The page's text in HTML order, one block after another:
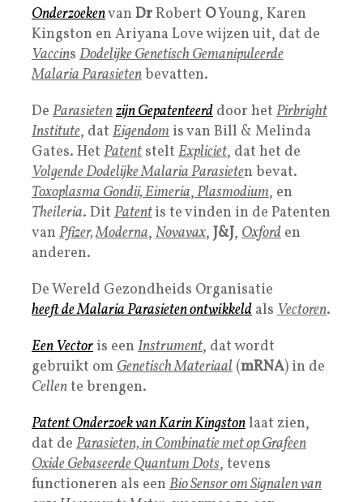
Onderzoekenvan DrRobert OYoung, Karen
Kingston en Ariyana Love wijzen uit, dat de
Vaccins Dodelijke Genetisch Gemanipuleerde
Malaria Parasietenbevatten.
De ParasietenzijnGepatenteerd door het Pirbright
Institute, dat Eigendom is van Bill & Melinda
Gates. Het Patent stelt Expliciet, dat het de
Volgende Dodelijke Malaria Parasieten bevat.
Toxoplasma Gondii, Eimeria,Plasmodium, en
Theileria. Dit Patentis te vinden in de Patenten
van Pfizer,Moderna, Novavax, J&J, Oxford en
anderen.
De Wereld Gezondheids Organisatie
heeft de Malaria Parasieten ontwikkeld als Vectoren.
EenVector is een Instrument, dat wordt
gebruikt omGenetisch Materiaal (mRNA) in de
Cellente brengen.
Patent Onderzoekvan Karin Kingstonlaat zien,
dat de Parasieten, in Combinatie met op Grafeen
Oxide Gebaseerde Quantum Dots, tevens
functioneren als een Bio Sensor om Signalen van